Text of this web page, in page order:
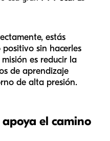
estás
sin hacerles
es reducir la
de aprendizaje
de alta presión.
apoya el camino